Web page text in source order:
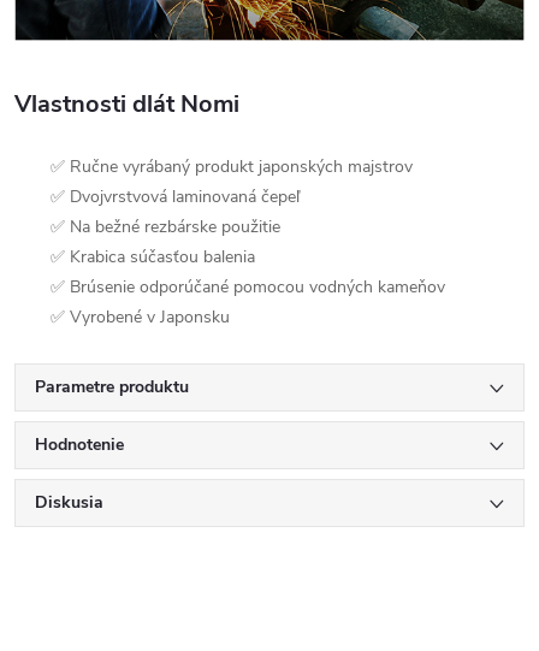
Vlastnosti dlát Nomi
✅ Ručne vyrábaný produkt japonských majstrov
✅ Dvojvrstvová laminovaná čepeľ
✅ Na bežné rezbárske použitie
✅ Krabica súčasťou balenia
✅ Brúsenie odporúčané pomocou vodných kameňov
✅ Vyrobené v Japonsku
Parametre produktu
Hodnotenie
Diskusia